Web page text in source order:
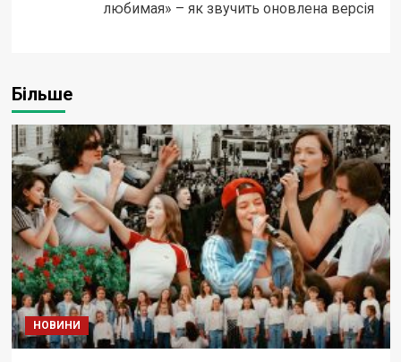
любимая» – як звучить оновлена версія
Більше
НОВИНИ